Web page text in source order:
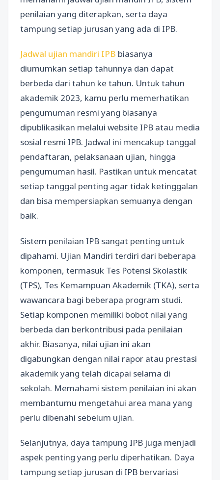
penilaian yang diterapkan, serta daya
tampung setiap jurusan yang ada di IPB.
Jadwal ujian mandiri IPB biasanya
diumumkan setiap tahunnya dan dapat
berbeda dari tahun ke tahun. Untuk tahun
akademik 2023, kamu perlu memerhatikan
pengumuman resmi yang biasanya
dipublikasikan melalui website IPB atau media
sosial resmi IPB. Jadwal ini mencakup tanggal
pendaftaran, pelaksanaan ujian, hingga
pengumuman hasil. Pastikan untuk mencatat
setiap tanggal penting agar tidak ketinggalan
dan bisa mempersiapkan semuanya dengan
baik.
Sistem penilaian IPB sangat penting untuk
dipahami. Ujian Mandiri terdiri dari beberapa
komponen, termasuk Tes Potensi Skolastik
(TPS), Tes Kemampuan Akademik (TKA), serta
wawancara bagi beberapa program studi.
Setiap komponen memiliki bobot nilai yang
berbeda dan berkontribusi pada penilaian
akhir. Biasanya, nilai ujian ini akan
digabungkan dengan nilai rapor atau prestasi
akademik yang telah dicapai selama di
sekolah. Memahami sistem penilaian ini akan
membantumu mengetahui area mana yang
perlu dibenahi sebelum ujian.
Selanjutnya, daya tampung IPB juga menjadi
aspek penting yang perlu diperhatikan. Daya
tampung setiap jurusan di IPB bervariasi